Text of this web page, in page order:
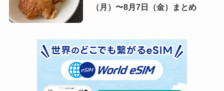
（月）〜8月7日（金）まとめ